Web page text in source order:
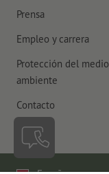
Prensa
Empleo y carrera
Protección del medio
ambiente
Contacto